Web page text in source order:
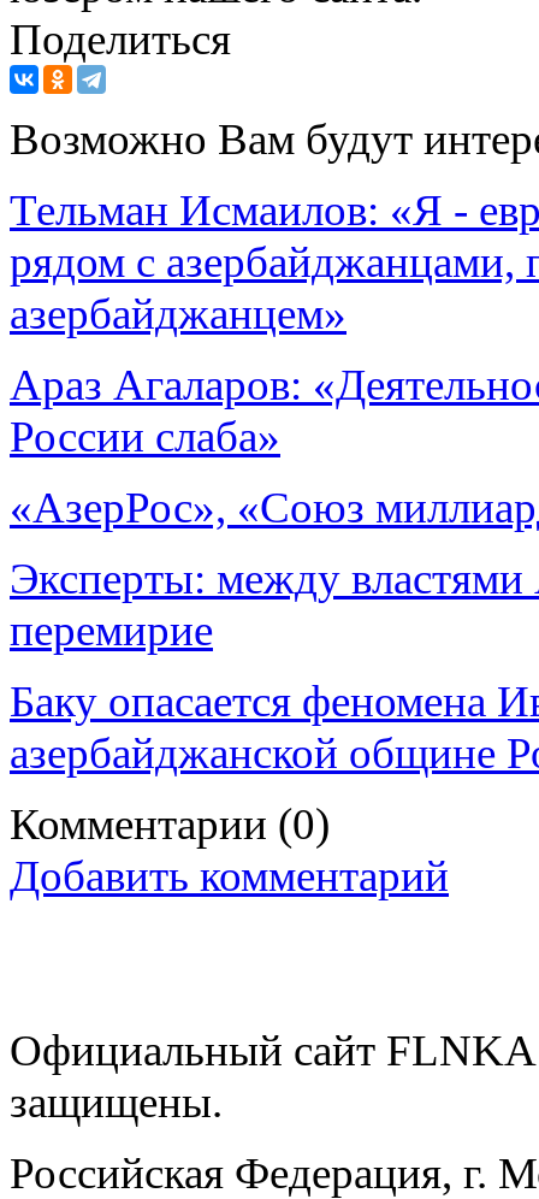
Поделиться
Возможно Вам будут
Тельман Исмаилов: «Я -
рядом с азербайджанцами,
азербайджанцем»
Араз Агаларов:
России слаба»
«АзерРос», «Союз
Эксперты: между
перемирие
Баку опасается феномена
азербайджанской общине
Комментарии (0)
Добавить комментарий
Официальный сайт
защищены.
Российская Федерация, г.